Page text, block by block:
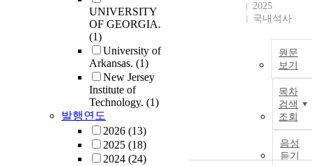
UNIVERSITY
OF GEORGIA.
(1)
University of
Arkansas. (1)
New Jersey
Institute of
Technology. (1)
발행연도
2026 (13)
2025 (18)
2024 (24)
2025
국내석사
원문
보기
목차
검색
조회
음성
듣기